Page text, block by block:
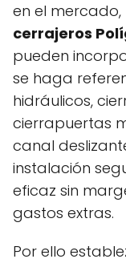
en el
cerrajeros
pueden
se haga
hidráulicos,
cierrapuertas
canal
instalación
eficaz sin
gastos extras.
Por ello